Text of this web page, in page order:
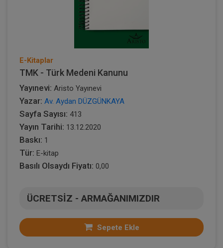
E-Kitaplar
TMK - Türk Medeni Kanunu
Yayınevi: Aristo Yayınevi
Yazar: Av. Aydan DÜZGÜNKAYA
Sayfa Sayısı: 413
Yayın Tarihi: 13.12.2020
Baskı: 1
Tür: E-kitap
Basılı Olsaydı Fiyatı: 0,00
ÜCRETSİZ - ARMAĞANIMIZDIR
Sepete Ekle